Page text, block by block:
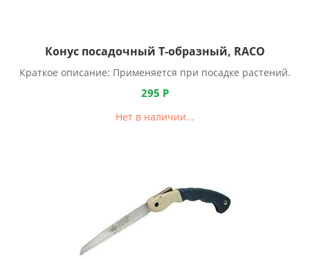
Конус посадочный Т-образный, RACO
Краткое описание: Применяется при посадке растений.
295 Р
Нет в наличии...